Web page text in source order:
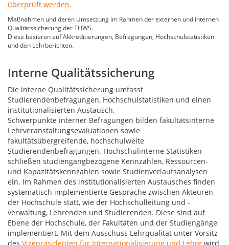
Maßnahmen und deren Umsetzung im Rahmen der externen und internen
Qualitätssicherung der THWS.
Diese basieren auf Akkreditierungen, Befragungen, Hochschulstatistiken
und den Lehrberichten.
Interne Qualitätssicherung
Die interne Qualitätssicherung umfasst
Studierendenbefragungen, Hochschulstatistiken und einen
institutionalisierten Austausch.
Schwerpunkte interner Befragungen bilden fakultätsinterne
Lehrveranstaltungsevaluationen sowie
fakultätsübergreifende, hochschulweite
Studierendenbefragungen. Hochschulinterne Statistiken
schließen studiengangbezogene Kennzahlen, Ressourcen-
und Kapazitätskennzahlen sowie Studienverlaufsanalysen
ein. Im Rahmen des institutionalisierten Austausches finden
systematisch implementierte Gespräche zwischen Akteuren
der Hochschule statt, wie der Hochschulleitung und -
verwaltung, Lehrenden und Studierenden. Diese sind auf
Ebene der Hochschule, der Fakultäten und der Studiengänge
implementiert. Mit dem Ausschuss Lehrqualität unter Vorsitz